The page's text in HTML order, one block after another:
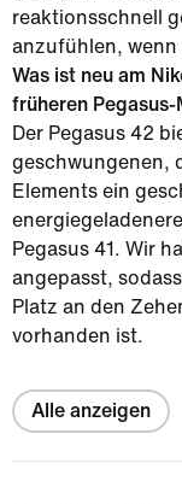
reaktionsschnell
anzufühlen, wenn
Was ist neu am
früheren
Der Pegasus 42
geschwungenen,
Elements ein
Pegasus 41. Wir
angepasst,
Platz an den
vorhanden ist.
Alle anzeigen